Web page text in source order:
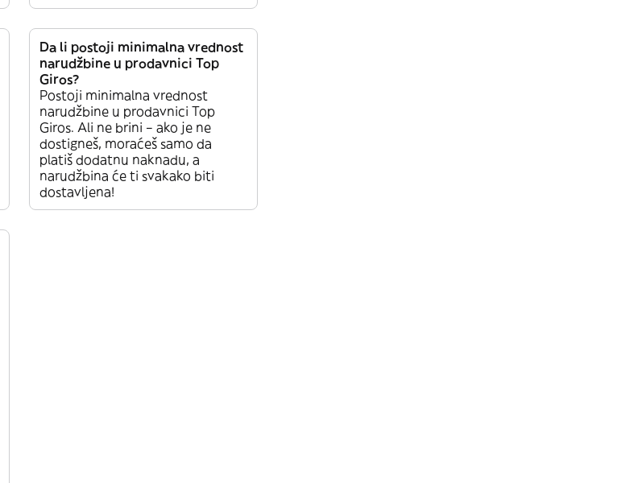
Da li postoji minimalna vrednost
narudžbine u prodavnici Top
Giros?
Postoji minimalna vrednost
narudžbine u prodavnici Top
Giros. Ali ne brini – ako je ne
dostigneš, moraćeš samo da
platiš dodatnu naknadu, a
narudžbina će ti svakako biti
dostavljena!